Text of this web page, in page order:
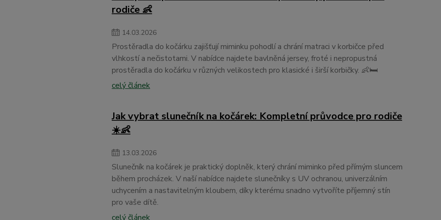
rodiče 👶
14.03.2026
Prostěradla do kočárku zajišťují miminku pohodlí a chrání matraci v korbičce před
vlhkostí a nečistotami. V nabídce najdete bavlněná jersey, froté i nepropustná
prostěradla do kočárku v různých velikostech pro klasické i širší korbičky. 👶🛏️
celý článek
Jak vybrat slunečník na kočárek: Kompletní průvodce pro rodiče
☀️👶
13.03.2026
Slunečník na kočárek je praktický doplněk, který chrání miminko před přímým sluncem
během procházek. V naší nabídce najdete slunečníky s UV ochranou, univerzálním
uchycením a nastavitelným kloubem, díky kterému snadno vytvoříte příjemný stín
pro vaše dítě.
celý článek